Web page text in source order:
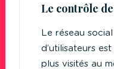
Le contrôle
Le réseau
d’utilisateurs
plus visités au